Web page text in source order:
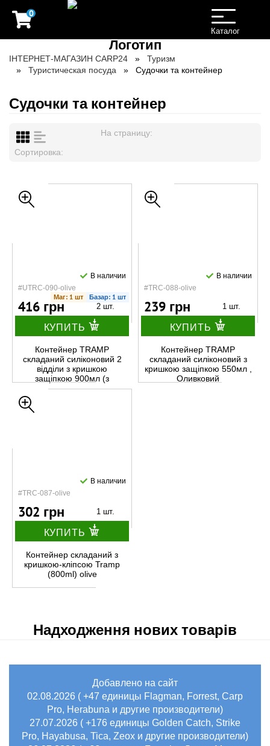
0
Toggle
navigation
Каталог
ІНТЕРНЕТ-МАГАЗИН CARP24
Туризм
Туристическая посуда
Судочки та контейнер
Судочки та контейнер
На страницу:
Сортировка:
#UTRC-090-olive
В наличии
Маг: 1 шт Базар: 1 шт
416 грн 2 шт.
КУПИТЬ
Контейнер TRAMP
складаний силіконовий 2
відділи з кришкою
защіпкою 900мл (з
ложкою-виделкою) , Оливк
#TRC-088-olive
В наличии
239 грн 1 шт.
КУПИТЬ
Контейнер TRAMP
складаний силіконовий з
кришкою защіпкою 550мл ,
Оливковий
#TRC-087-olive
В наличии
302 грн 1 шт.
КУПИТЬ
Контейнер складаний з
кришкою-кліпсою Tramp
(800ml) olive
Надходження нових товарів
Добавлено на сайт
02.08.2026 ( +47 единицы Flagman, Forrest, Carp
Pro, Herabuna и другие производители)
27.07.2026 ( +176 единицы Golden Catch, Strike
Pro, Hayabusa, Tica, Zeox и другие производители)